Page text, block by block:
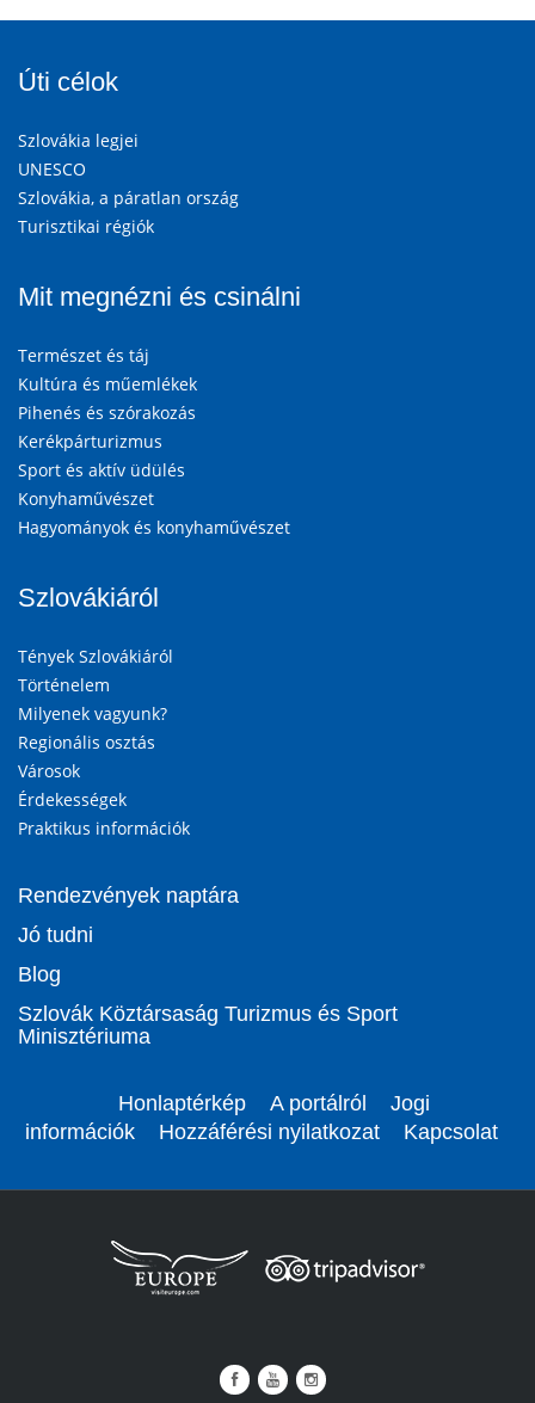
Úti célok
Szlovákia legjei
UNESCO
Szlovákia, a páratlan ország
Turisztikai régiók
Mit megnézni és csinálni
Természet és táj
Kultúra és műemlékek
Pihenés és szórakozás
Kerékpárturizmus
Sport és aktív üdülés
Konyhaművészet
Hagyományok és konyhaművészet
Szlovákiáról
Tények Szlovákiáról
Történelem
Milyenek vagyunk?
Regionális osztás
Városok
Érdekességek
Praktikus információk
Rendezvények naptára
Jó tudni
Blog
Szlovák Köztársaság Turizmus és Sport
Minisztériuma
Honlaptérkép A portálról
Jogi
információk
Hozzáférési nyilatkozat Kapcsolat